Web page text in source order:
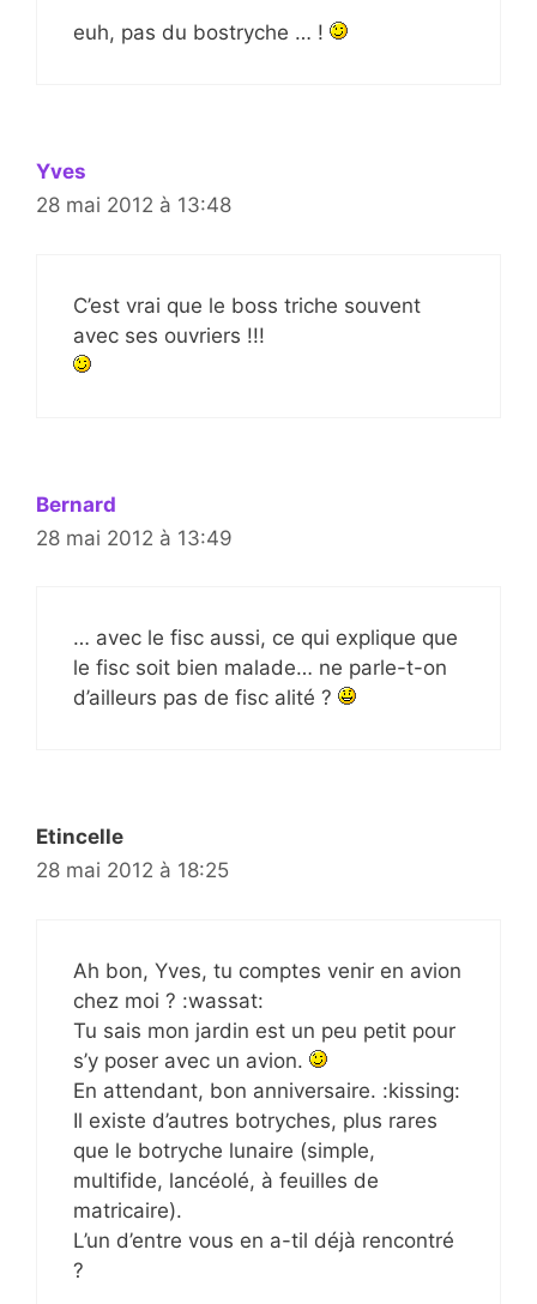
euh, pas du bostryche … !
Yves
28 mai 2012 à 13:48
C’est vrai que le boss triche souvent
avec ses ouvriers !!!
Bernard
28 mai 2012 à 13:49
… avec le fisc aussi, ce qui explique que
le fisc soit bien malade… ne parle-t-on
d’ailleurs pas de fisc alité ?
Etincelle
28 mai 2012 à 18:25
Ah bon, Yves, tu comptes venir en avion
chez moi ? :wassat:
Tu sais mon jardin est un peu petit pour
s’y poser avec un avion.
En attendant, bon anniversaire. :kissing:
Il existe d’autres botryches, plus rares
que le botryche lunaire (simple,
multifide, lancéolé, à feuilles de
matricaire).
L’un d’entre vous en a-til déjà rencontré
?